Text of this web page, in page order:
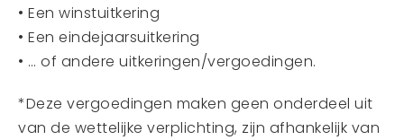
• Een winstuitkering
• Een eindejaarsuitkering
• … of andere uitkeringen/vergoedingen.
*Deze vergoedingen maken geen onderdeel uit
van de wettelijke verplichting, zijn afhankelijk van